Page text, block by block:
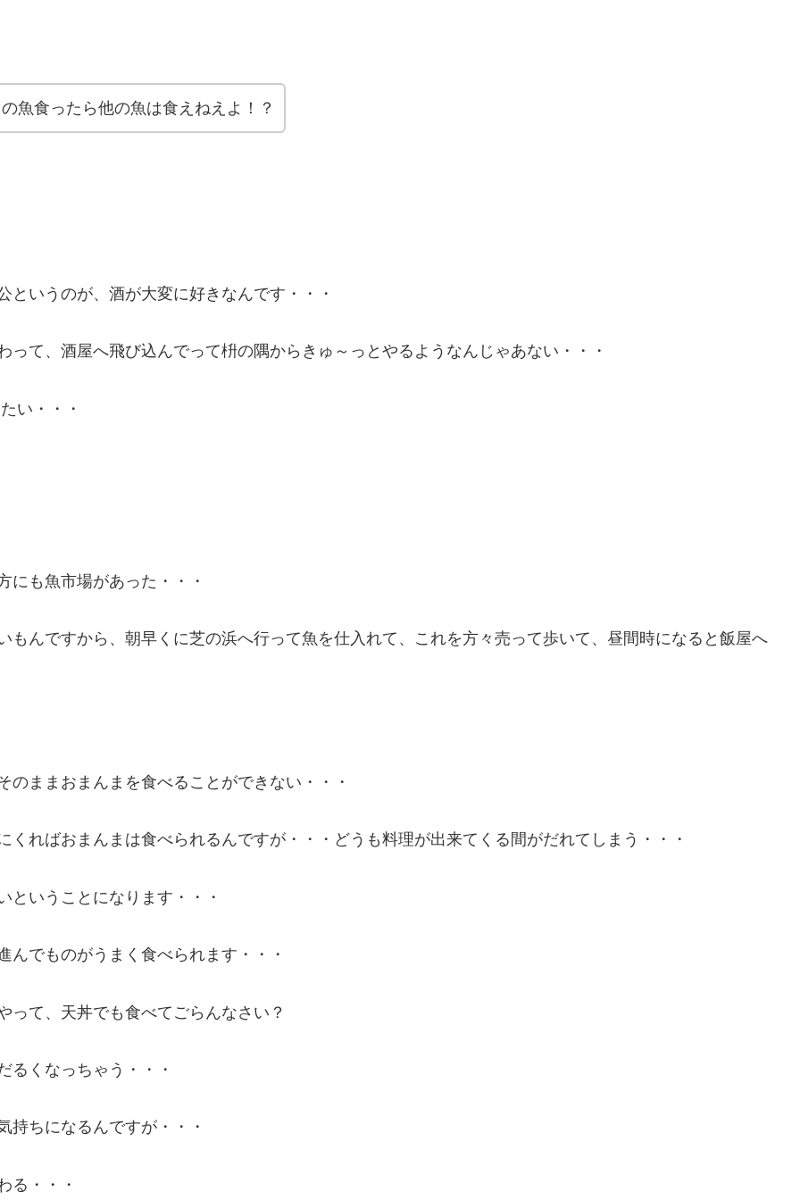
魚食ったら他の魚は食えねえよ！？
いうのが、酒が大変に好きなんです・・・
て、酒屋へ飛び込んでって枡の隅からきゅ～っとやるようなんじゃあない・・・
い・・・
にも魚市場があった・・・
もんですから、朝早くに芝の浜へ行って魚を仕入れて、これを方々売って歩いて、昼間時になると飯屋へ
ままおまんまを食べることができない・・・
ればおまんまは食べられるんですが・・・どうも料理が出来てくる間がだれてしまう・・・
ということになります・・・
でものがうまく食べられます・・・
って、天丼でも食べてごらんなさい？
るくなっちゃう・・・
持ちになるんですが・・・
る・・・